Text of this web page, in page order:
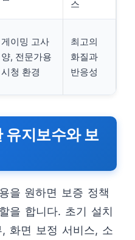
스
게이밍 고사
양, 전문가용
시청 환경
최고의
화질과
반응성
유지보수와 보
을 원하면 보증 정책
을 합니다. 초기 설치
화면 보정 서비스, 소